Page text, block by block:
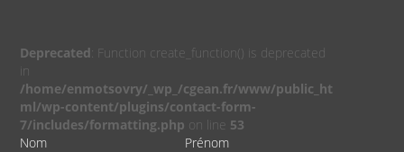
Deprecated: Function create_function() is deprecated
in
/home/enmotsovry/_wp_/cgean.fr/www/public_ht
ml/wp-content/plugins/contact-form-
7/includes/formatting.php on line 53
Nom
Prénom